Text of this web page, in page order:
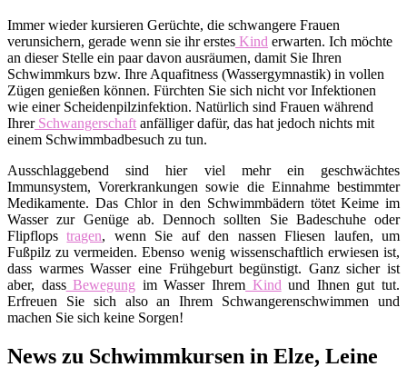
Immer wieder kursieren Gerüchte, die schwangere Frauen
verunsichern, gerade wenn sie ihr erstes Kind erwarten. Ich möchte
an dieser Stelle ein paar davon ausräumen, damit Sie Ihren
Schwimmkurs bzw. Ihre Aquafitness (Wassergymnastik) in vollen
Zügen genießen können. Fürchten Sie sich nicht vor Infektionen
wie einer Scheidenpilzinfektion. Natürlich sind Frauen während
IhrerSchwangerschaft anfälliger dafür, das hat jedoch nichts mit
einem Schwimmbadbesuch zu tun.
Ausschlaggebend sind hier viel mehr ein geschwächtes
Immunsystem, Vorerkrankungen sowie die Einnahme bestimmter
Medikamente. Das Chlor in den Schwimmbädern tötet Keime im
Wasser zur Genüge ab. Dennoch sollten Sie Badeschuhe oder
Flipflopstragen, wenn Sie auf den nassen Fliesen laufen, um
Fußpilz zu vermeiden. Ebenso wenig wissenschaftlich erwiesen ist,
dass warmes Wasser eine Frühgeburt begünstigt. Ganz sicher ist
aber, dassBewegung im Wasser Ihrem Kind und Ihnen gut tut.
Erfreuen Sie sich also an Ihrem Schwangerenschwimmen und
machen Sie sich keine Sorgen!
News zu Schwimmkursen in Elze, Leine